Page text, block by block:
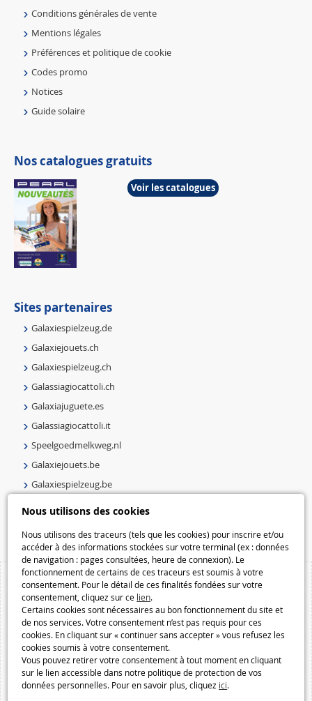
Nous utilisons des cookies
Nous utilisons des traceurs (tels que les cookies) pour inscrire et/ou
accéder à des informations stockées sur votre terminal (ex : données
de navigation : pages consultées, heure de connexion). Le
fonctionnement de certains de ces traceurs est soumis à votre
consentement. Pour le détail de ces finalités fondées sur votre
consentement, cliquez sur ce lien.
Certains cookies sont nécessaires au bon fonctionnement du site et
de nos services. Votre consentement n’est pas requis pour ces
cookies. En cliquant sur « continuer sans accepter » vous refusez les
cookies soumis à votre consentement.
Vous pouvez retirer votre consentement à tout moment en cliquant
sur le lien accessible dans notre politique de protection de vos
données personnelles. Pour en savoir plus, cliquez ici.
Conditions générales de vente
Mentions légales
Préférences et politique de cookie
Codes promo
Notices
Guide solaire
Nos catalogues gratuits
Voir les catalogues
Sites partenaires
Galaxiespielzeug.de
Galaxiejouets.ch
Galaxiespielzeug.ch
Galassiagiocattoli.ch
Galaxiajuguete.es
Galassiagiocattoli.it
Speelgoedmelkweg.nl
Galaxiejouets.be
Galaxiespielzeug.be